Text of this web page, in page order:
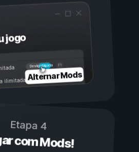
jogo
Ligada
Desligada
ilimitadaAlternar Mods
Etapa 4
com Mods!